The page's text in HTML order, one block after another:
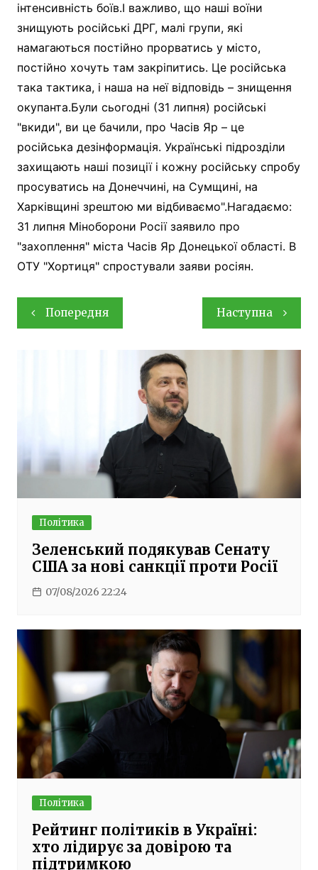
інтенсивність боїв.І важливо, що наші воїни
знищують російські ДРГ, малі групи, які
намагаються постійно прорватись у місто,
постійно хочуть там закріпитись. Це російська
така тактика, і наша на неї відповідь – знищення
окупанта.Були сьогодні (31 липня) російські
"вкиди", ви це бачили, про Часів Яр – це
російська дезінформація. Українські підрозділи
захищають наші позиції і кожну російську спробу
просуватись на Донеччині, на Сумщині, на
Харківщині зрештою ми відбиваємо".Нагадаємо:
31 липня Міноборони Росії заявило про
"захоплення" міста Часів Яр Донецької області. В
ОТУ "Хортиця" спростували заяви росіян.
Навігація
записів
Попередня Наступна
Політика
Зеленський подякував Сенату
США за нові санкції проти Росії
07/08/2026 22:24
Політика
Рейтинг політиків в Україні:
хто лідирує за довірою та
підтримкою